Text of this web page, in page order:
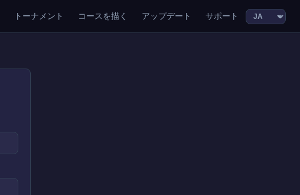
トーナメント コースを描く アップデート サポート